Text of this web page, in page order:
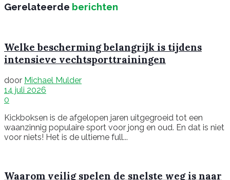
Gerelateerde berichten
Welke bescherming belangrijk is tijdens
intensieve vechtsporttrainingen
door Michael Mulder
14 juli 2026
0
Kickboksen is de afgelopen jaren uitgegroeid tot een
waanzinnig populaire sport voor jong en oud. En dat is niet
voor niets! Het is de ultieme full...
Waarom veilig spelen de snelste weg is naar